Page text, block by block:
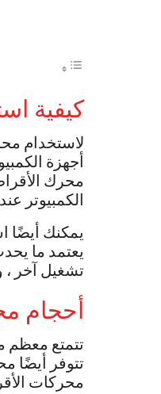
كيفية
أجهزة
محرك
الكمبيوتر
تشغيل آخر ،
أحجام
تتوفر أيضًا